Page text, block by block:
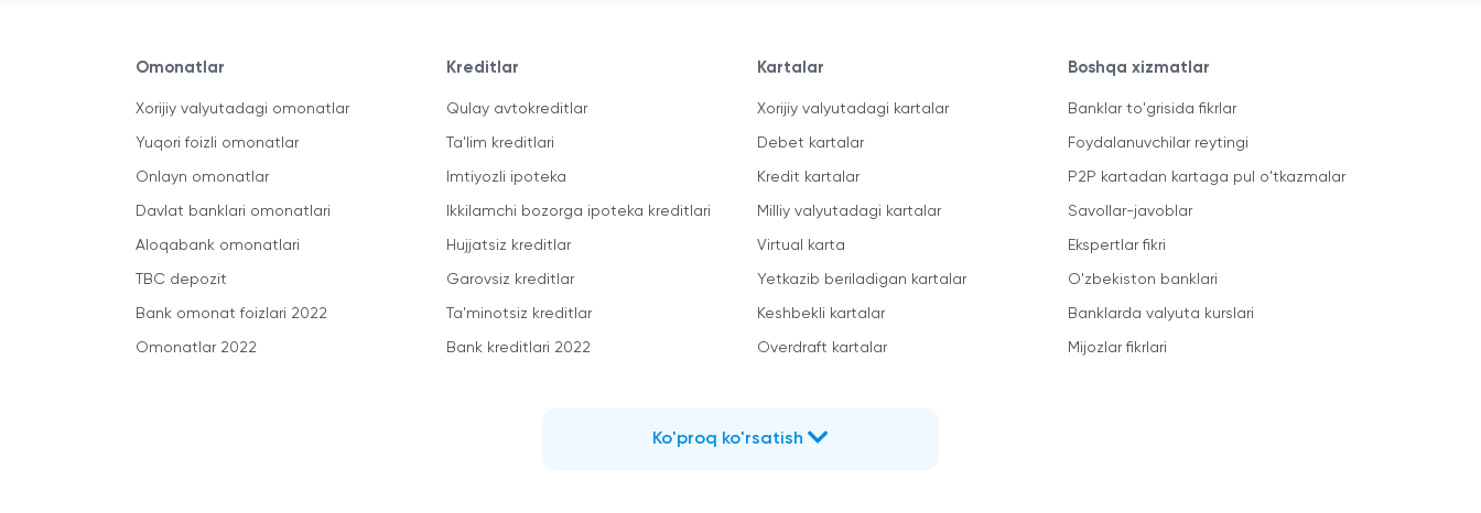
Omonatlar
Xorijiy valyutadagi omonatlar
Yuqori foizli omonatlar
Onlayn omonatlar
Davlat banklari omonatlari
Aloqabank omonatlari
TBC depozit
Bank omonat foizlari 2022
Omonatlar 2022
Kreditlar
Qulay avtokreditlar
Ta'lim kreditlari
Imtiyozli ipoteka
Ikkilamchi bozorga ipoteka kreditlari
Hujjatsiz kreditlar
Garovsiz kreditlar
Ta'minotsiz kreditlar
Bank kreditlari 2022
Kartalar
Xorijiy valyutadagi kartalar
Debet kartalar
Kredit kartalar
Milliy valyutadagi kartalar
Virtual karta
Yetkazib beriladigan kartalar
Keshbekli kartalar
Overdraft kartalar
Boshqa xizmatlar
Banklar to'grisida fikrlar
Foydalanuvchilar reytingi
P2P kartadan kartaga pul o'tkazmalar
Savollar-javoblar
Ekspertlar fikri
O'zbekiston banklari
Banklarda valyuta kurslari
Mijozlar fikrlari
Ko'proq ko'rsatish